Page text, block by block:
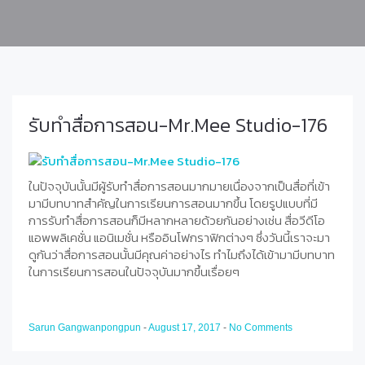
รับทำสื่อการสอน-Mr.Mee Studio-176
ในปัจจุบันนั้นมีผู้รับทำสื่อการสอนมากมายเนื่องจากเป็นสื่อที่เข้า
มามีบทบาทสำคัญในการเรียนการสอนมากขึ้น โดยรูปแบบที่มี
การรับทำสื่อการสอนก็มีหลากหลายด้วยกันอย่างเช่น สื่อวีดีโอ
แอพพลิเคชั่น แอนิเมชั่น หรืออินโฟกราฟิกต่างๆ ซึ่งวันนี้เราจะมา
ดูกันว่าสื่อการสอนนั้นมีคุณค่าอย่างไร ทำไมถึงได้เข้ามามีบทบาท
ในการเรียนการสอนในปัจจุบันมากขึ้นเรื่อยๆ
Sarun Gangwanpongpun -August 17, 2017 - No Comments